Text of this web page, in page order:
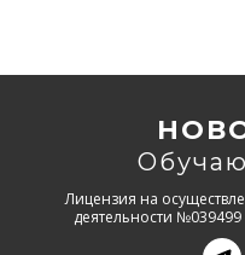
Лицензия на
деятельности